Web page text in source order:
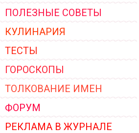
ПОЛЕЗНЫЕ СОВЕТЫ
КУЛИНАРИЯ
ТЕСТЫ
ГОРОСКОПЫ
ТОЛКОВАНИЕ ИМЕН
ФОРУМ
РЕКЛАМА В ЖУРНАЛЕ